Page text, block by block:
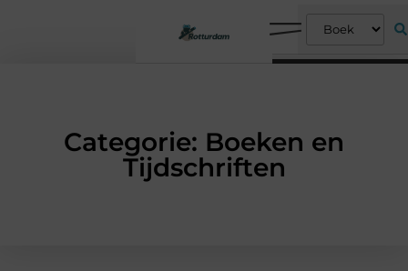
Categorie: Boeken en
Tijdschriften